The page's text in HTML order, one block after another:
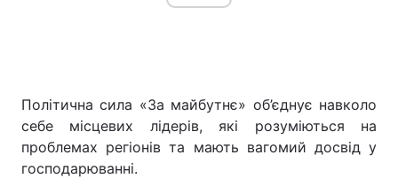
Політична сила «За майбутнє» об’єднує навколо
себе місцевих лідерів, які розуміються на
проблемах регіонів та мають вагомий досвід у
господарюванні.